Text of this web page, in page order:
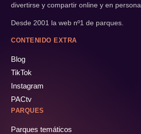
divertirse y compartir online y en persona.
Desde 2001 la web nº1 de parques.
CONTENIDO EXTRA
Blog
TikTok
Instagram
PACtv
PARQUES
Parques temáticos